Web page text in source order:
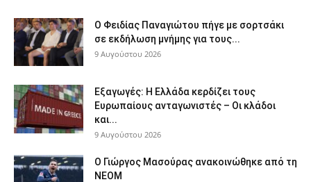
Ο Φειδίας Παναγιώτου πήγε με σορτσάκι
σε εκδήλωση μνήμης για τους...
9 Αυγούστου 2026
Εξαγωγές: Η Ελλάδα κερδίζει τους
Ευρωπαίους ανταγωνιστές – Οι κλάδοι
και...
9 Αυγούστου 2026
Ο Γιώργος Μασούρας ανακοινώθηκε από τη
ΝΕΟΜ